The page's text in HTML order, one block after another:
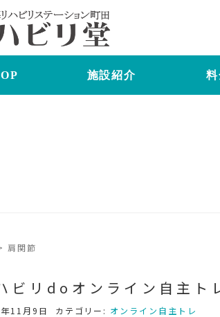
施設紹介 料
肩関節
ハビリdoオンライン
11月9日 カテゴリー: オンライン自主トレ